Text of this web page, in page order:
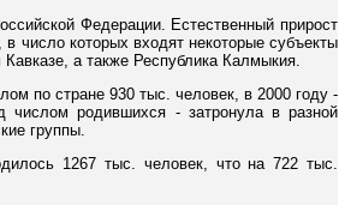
Федерации. Естественный прирост
число которых входят некоторые субъекты
а также Республика Калмыкия.
по стране 930 тыс. человек, в 2000 году -
числом родившихся - затронула в разной
группы.
1267 тыс. человек, что на 722 тыс.